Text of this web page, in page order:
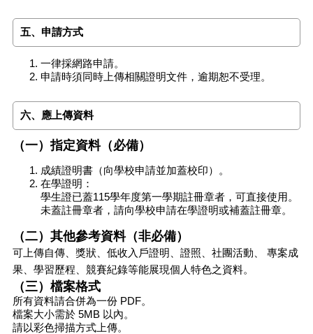
五、申請方式
一律採網路申請。
申請時須同時上傳相關證明文件，逾期恕不受理。
六、應上傳資料
（一）指定資料（必備）
成績證明書（向學校申請並加蓋校印）。
在學證明：
學生證已蓋115學年度第一學期註冊章者，可直接使用。
未蓋註冊章者，請向學校申請在學證明或補蓋註冊章。
（二）其他參考資料（非必備）
可上傳自傳、獎狀、低收入戶證明、證照、社團活動、 專案成
果、學習歷程、競賽紀錄等能展現個人特色之資料。
（三）檔案格式
所有資料請合併為一份 PDF。
檔案大小需於 5MB 以內。
請以彩色掃描方式上傳。